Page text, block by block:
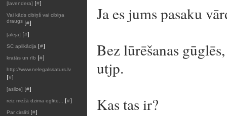
[lavendera] [#]
Vai kāds cibiņš vai cibiņa
draugs [#]
[aleja] [#]
SC aplikācija [#]
kratās un rīb [#]
http://www.nelegalssaturs.lv
[#]
[asiize] [#]
reiz mežā dzima eglīte... [#]
Par cirslīti [#]
Ja es jums pasaku
Bez lūrēšanas
utjp.
Kas tas ir?